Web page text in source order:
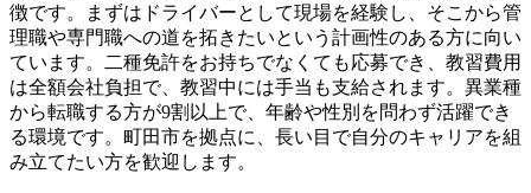
徴です。まずはドライバーとして現場を経験し、そこから管
理職や専門職への道を拓きたいという計画性のある方に向い
ています。二種免許をお持ちでなくても応募でき、教習費用
は全額会社負担で、教習中には手当も支給されます。異業種
から転職する方が9割以上で、年齢や性別を問わず活躍でき
る環境です。町田市を拠点に、長い目で自分のキャリアを組
み立てたい方を歓迎します。